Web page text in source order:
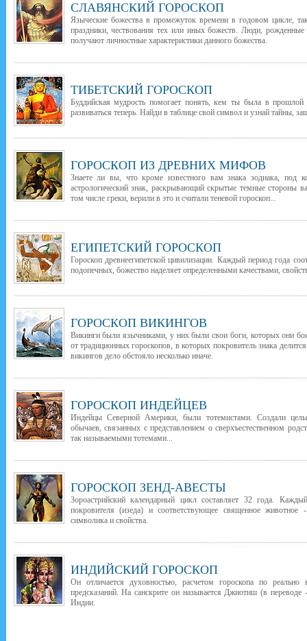
СЛАВЯНСКИЙ ГОРОСКОП
Языческие божества в промежуток времени в годовом цикле,
праздники, чествования тех или иных божеств. Люди,
получают личностные характеристики данного божества.
ТИБЕТСКИЙ ГОРОСКОП
Буддийская мудрость помогает понять, кем ты была в
развиваться теперь. Найди в таблице свой символ и узнай тайны,
ГОРОСКОП ИЗ ДРЕВНИХ МИФОВ
Знаете ли вы, что кроме известного вам знака зодиака, под
астрологический знак, раскрывающий скрытые темные стороны
том числе греки, верили в это и считали теневой гороскоп...
ЕГИПЕТСКИЙ ГОРОСКОП
Гороскоп древнеегипетской цивилизации. Каждый период года
подопечных, божество наделяет определенными качествами,
ГОРОСКОП ВИКИНГОВ
Викинги были язычниками, у них были свои боги, которых они
от традиционных гороскопов, в которых покровитель знака
викингов дело обстояло несколько иначе.
ГОРОСКОП ИНДЕЙЦЕВ
Индейцы Северной Америки, были тотемистами. Создали
обычаев, связанных с представлением о сверхъестественном
так называемыми тотемами...
ГОРОСКОП ЗЕНД-АВЕСТЫ
Зороастрийский календарный цикл составляет 32 года.
покровителя (изеда) и соответствующее священное
символика и свойства.
ИНДИЙСКИЙ ГОРОСКОП
Он отличается духовностью, расчетом гороскопа по
предсказаний. На санскрите он называется Джиотиш (в переводе
Индии.